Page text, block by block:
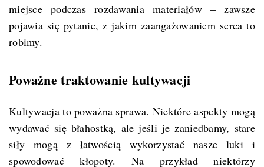
miejsce podczas rozdawania materiałów – zawsze
pojawia się pytanie, z jakim zaangażowaniem serca to
robimy.
Poważne traktowanie kultywacji
Kultywacja to poważna sprawa. Niektóre aspekty mogą
wydawać się błahostką, ale jeśli je zaniedbamy, stare
siły mogą z łatwością wykorzystać nasze luki i
spowodować kłopoty. Na przykład niektórzy